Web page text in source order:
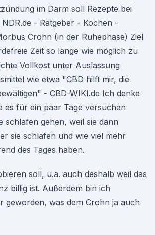
im Darm soll Rezepte bei
- Ratgeber - Kochen -
Crohn (in der Ruhephase) Ziel
Zeit so lange wie möglich zu
Vollkost unter Auslassung
wie etwa "CBD hilft mir, die
- CBD-WIKI.de Ich denke
es für ein paar Tage versuchen
schlafen gehen, weil sie dann
sie schlafen und wie viel mehr
des Tages haben.
soll, u.a. auch deshalb weil das
billig ist. Außerdem bin ich
geworden, was dem Crohn ja auch